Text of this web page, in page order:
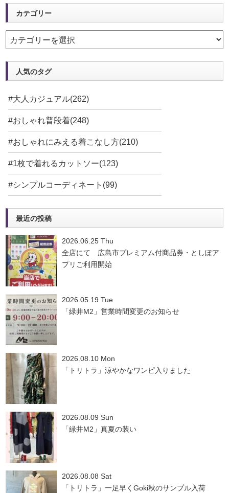
カテゴリー
人気のタグ
#大人カジュアル(262)
#おしゃれ普段着(248)
#おしゃれにみえる着こなし方(210)
#1枚で着れるカットソー(123)
#シンプルコーディネート(99)
最近の投稿
2026.06.25 Thu
全店にて 広島市プレミアム付商品券・としぽア
プリご利用開始
2026.05.19 Tue
「緑井M2」営業時間変更のお知らせ
2026.08.10 Mon
「トリトラ」涼やかなワンピ入りました
2026.08.09 Sun
「緑井M2」真夏の装い
2026.08.08 Sat
「トリトラ」一足早くGoki秋のサンプル入荷